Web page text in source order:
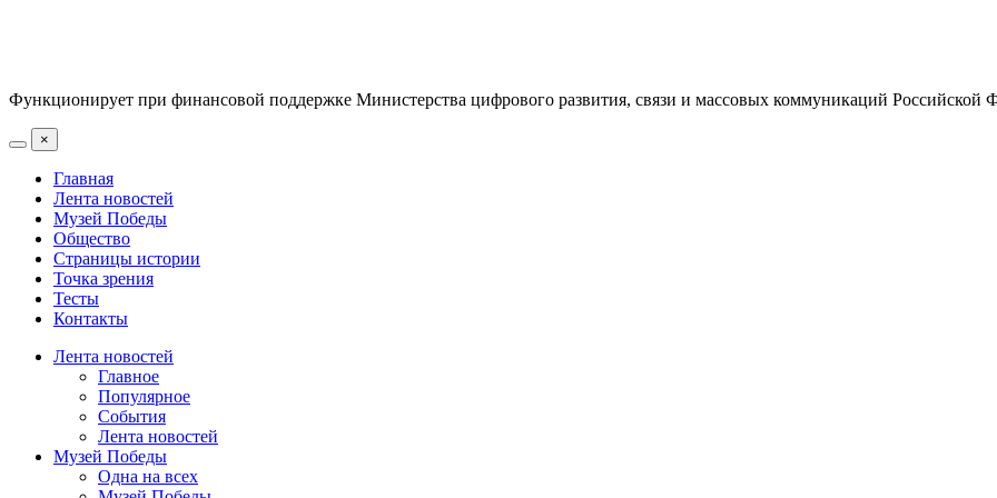
Функционирует при финансовой поддержке Министерства цифрового развития, связи и массовых коммуникаций Российской
×
Главная
Лента новостей
Музей Победы
Общество
Страницы истории
Точка зрения
Тесты
Контакты
Лента новостей
Главное
Популярное
События
Лента новостей
Музей Победы
Одна на всех